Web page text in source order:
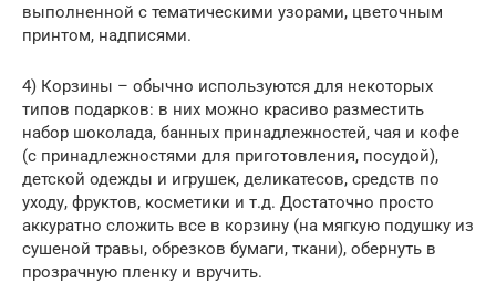
выполненной с тематическими узорами, цветочным
принтом, надписями.
4) Корзины – обычно используются для некоторых
типов подарков: в них можно красиво разместить
набор шоколада, банных принадлежностей, чая и кофе
(с принадлежностями для приготовления, посудой),
детской одежды и игрушек, деликатесов, средств по
уходу, фруктов, косметики и т.д. Достаточно просто
аккуратно сложить все в корзину (на мягкую подушку из
сушеной травы, обрезков бумаги, ткани), обернуть в
прозрачную пленку и вручить.